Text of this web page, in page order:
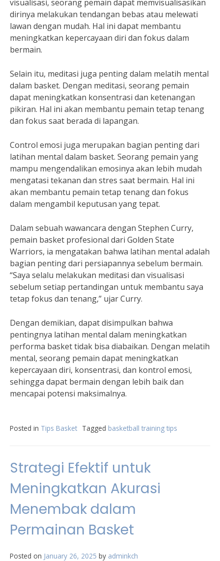
visualisasi, seorang pemain dapat memvisualisasikan
dirinya melakukan tendangan bebas atau melewati
lawan dengan mudah. Hal ini dapat membantu
meningkatkan kepercayaan diri dan fokus dalam
bermain.
Selain itu, meditasi juga penting dalam melatih mental
dalam basket. Dengan meditasi, seorang pemain
dapat meningkatkan konsentrasi dan ketenangan
pikiran. Hal ini akan membantu pemain tetap tenang
dan fokus saat berada di lapangan.
Control emosi juga merupakan bagian penting dari
latihan mental dalam basket. Seorang pemain yang
mampu mengendalikan emosinya akan lebih mudah
mengatasi tekanan dan stres saat bermain. Hal ini
akan membantu pemain tetap tenang dan fokus
dalam mengambil keputusan yang tepat.
Dalam sebuah wawancara dengan Stephen Curry,
pemain basket profesional dari Golden State
Warriors, ia mengatakan bahwa latihan mental adalah
bagian penting dari persiapannya sebelum bermain.
“Saya selalu melakukan meditasi dan visualisasi
sebelum setiap pertandingan untuk membantu saya
tetap fokus dan tenang,” ujar Curry.
Dengan demikian, dapat disimpulkan bahwa
pentingnya latihan mental dalam meningkatkan
performa basket tidak bisa diabaikan. Dengan melatih
mental, seorang pemain dapat meningkatkan
kepercayaan diri, konsentrasi, dan kontrol emosi,
sehingga dapat bermain dengan lebih baik dan
mencapai potensi maksimalnya.
Posted in Tips Basket Tagged basketball training tips
Strategi Efektif untuk
Meningkatkan Akurasi
Menembak dalam
Permainan Basket
Posted on January 26, 2025 by adminkch